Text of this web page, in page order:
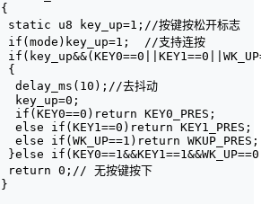
{
static u8 key_up=1;//按键按松开标志
if(mode)key_up=1;  //支持连按
{
  delay_ms(10);//去抖动
  key_up=0;
  if(KEY0==0)return KEY0_PRES;
  else if(KEY1==0)return KEY1_PRES;
  else if(WK_UP==1)return WKUP_PRES;
}else
return 0;// 无按键按下
}